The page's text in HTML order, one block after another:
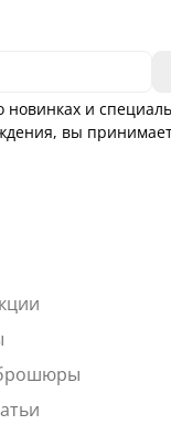
новинках и
вы